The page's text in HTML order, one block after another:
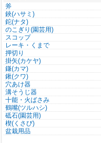
斧
鋏(ハサミ)
鉈(ナタ)
のこぎり(園芸用)
スコップ
レーキ・くまで
押切り
掛矢(カケヤ)
鎌(カマ)
鍬(クワ)
穴あけ器
溝そうじ器
十能・火ばさみ
鶴嘴(ツルハシ)
砥石(園芸用)
楔(くさび)
盆栽用品